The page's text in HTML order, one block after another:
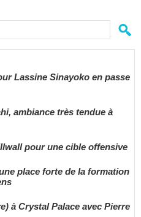
Lassine Sinayoko en passe
ambiance très tendue à
pour une cible offensive
place forte de la formation
à Crystal Palace avec Pierre